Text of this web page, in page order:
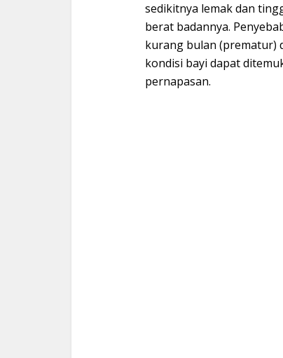
sedikitnya lemak dan
berat badannya.
kurang bulan (prematur)
kondisi bayi dapat
pernapasan.